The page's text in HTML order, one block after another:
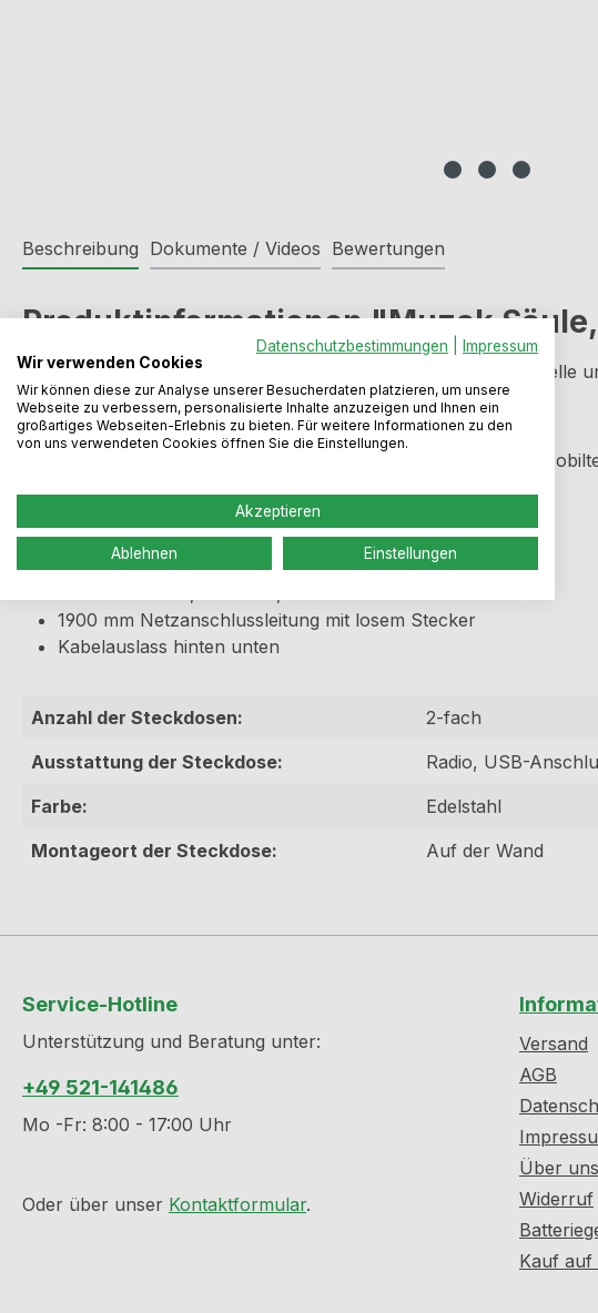
Beschreibung Dokumente / Videos Bewertungen
Produktinformationen "Muzak
Steckdosenlautsprecher-Kombination mit Bluetooth® Schnittstelle
Einfaches Koppeln verschiedener mobiler Endgeräte wie
mit teleskopierbarer Blende
1 USB-Charger Typ A, 5 V DC
Edelstahlfarbiges Alu-Gehäuse mit Kunststoff-Endkappen
1900 mm Netzanschlussleitung mit losem Stecker
Kabelauslass hinten unten
Anzahl der Steckdosen:
2-fach
Ausstattung der Steckdose:
Radio, USB-
Farbe:
Edelstahl
Montageort der Steckdose:
Auf der Wand
Service-Hotline
Unterstützung und Beratung unter:
+49 521-141486
Mo -Fr: 8:00 - 17:00 Uhr
Oder über unser Kontaktformular.
Versand
AGB
Über uns
Widerruf
Kauf auf
Datenschutzbestimmungen
Impressum
Wir verwenden Cookies
Wir können diese zur Analyse unserer Besucherdaten platzieren, um unsere
Webseite zu verbessern, personalisierte Inhalte anzuzeigen und Ihnen ein
großartiges Webseiten-Erlebnis zu bieten. Für weitere Informationen zu den
von uns verwendeten Cookies öffnen Sie die Einstellungen.
Akzeptieren
Ablehnen Einstellungen